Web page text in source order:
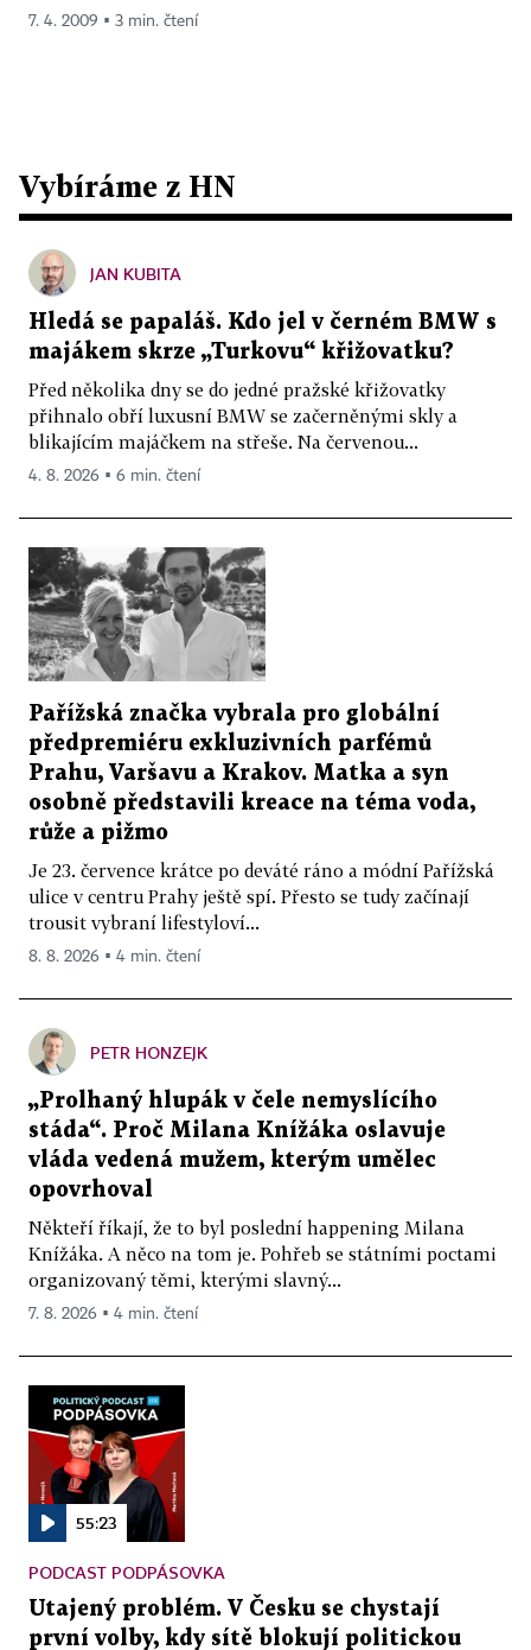
7. 4. 2009 ▪ 3 min. čtení
Vybíráme z HN
JAN KUBITA
Hledá se papaláš. Kdo jel v černém BMW s
majákem skrze „Turkovu“ křižovatku?
Před několika dny se do jedné pražské křižovatky
přihnalo obří luxusní BMW se začerněnými skly a
blikajícím majáčkem na střeše. Na červenou...
4. 8. 2026 ▪ 6 min. čtení
Pařížská značka vybrala pro globální
předpremiéru exkluzivních parfémů
Prahu, Varšavu a Krakov. Matka a syn
osobně představili kreace na téma voda,
růže a pižmo
Je 23. července krátce po deváté ráno a módní Pařížská
ulice v centru Prahy ještě spí. Přesto se tudy začínají
trousit vybraní lifestyloví...
8. 8. 2026 ▪ 4 min. čtení
PETR HONZEJK
„Prolhaný hlupák v čele nemyslícího
stáda“. Proč Milana Knížáka oslavuje
vláda vedená mužem, kterým umělec
opovrhoval
Někteří říkají, že to byl poslední happening Milana
Knížáka. A něco na tom je. Pohřeb se státními poctami
organizovaný těmi, kterými slavný...
7. 8. 2026 ▪ 4 min. čtení
55:23
PODCAST PODPÁSOVKA
Utajený problém. V Česku se chystají
první volby, kdy sítě blokují politickou